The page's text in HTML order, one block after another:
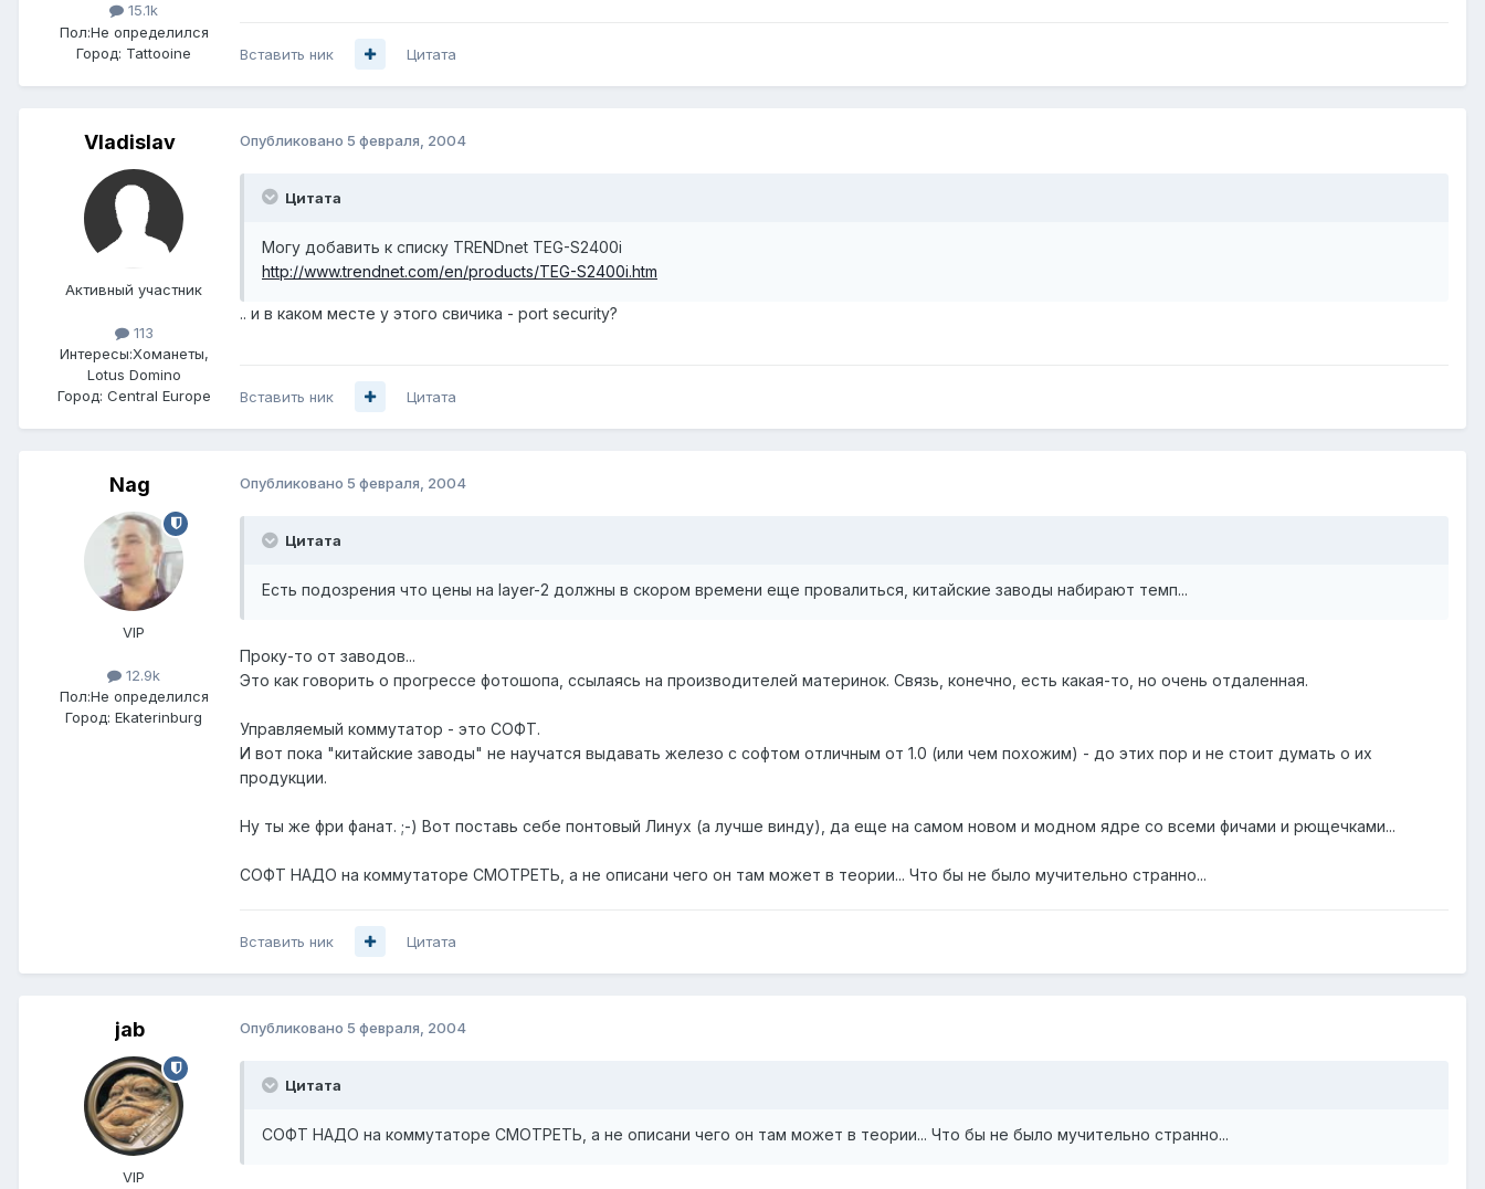
15.1k
Пол:Не определился
Город: Tattooine Вставить ник Цитата
Vladislav
Активный участник
113
Интересы:Хоманеты,
Lotus Domino
Город: Central Europe
Опубликовано 5 февраля, 2004
Цитата
Могу добавить к списку TRENDnet TEG-S2400i
http://www.trendnet.com/en/products/TEG-S2400i.htm
.. и в каком месте у этого свичика - port security?
Вставить ник Цитата
Nag
VIP
12.9k
Пол:Не определился
Город: Ekaterinburg
Опубликовано 5 февраля, 2004
Цитата
Есть подозрения что цены на layer-2 должны в скором времени еще провалиться, китайские заводы набирают темп...
Проку-то от заводов...
Это как говорить о прогрессе фотошопа, ссылаясь на производителей материнок. Связь, конечно, есть какая-то, но очень отдаленная.
Управляемый коммутатор - это СОФТ.
И вот пока "китайские заводы" не научатся выдавать железо с софтом отличным от 1.0 (или чем похожим) - до этих пор и не стоит думать о их
продукции.
Ну ты же фри фанат. ;-) Вот поставь себе понтовый Линух (а лучше винду), да еще на самом новом и модном ядре со всеми фичами и рющечками...
СОФТ НАДО на коммутаторе СМОТРЕТЬ, а не описани чего он там может в теории... Что бы не было мучительно странно...
Вставить ник Цитата
jab
VIP
Опубликовано 5 февраля, 2004
Цитата
СОФТ НАДО на коммутаторе СМОТРЕТЬ, а не описани чего он там может в теории... Что бы не было мучительно странно...